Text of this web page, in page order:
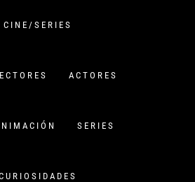
CINE/SERIES
ACTORES
SERIES
CHINA